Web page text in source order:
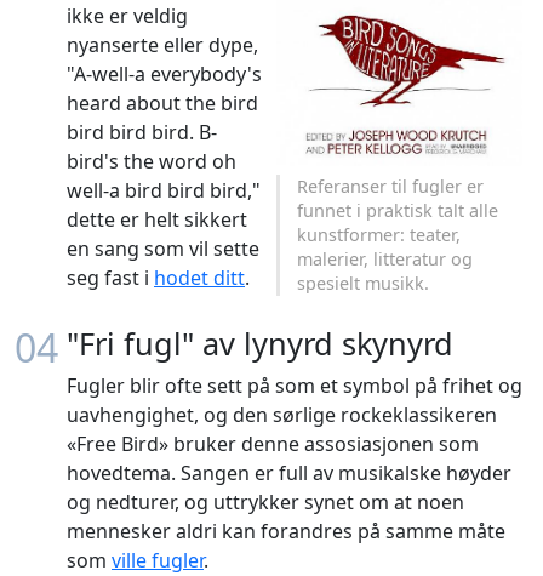
Referanser til fugler er
funnet i praktisk talt alle
kunstformer: teater,
malerier, litteratur og
spesielt musikk.
ikke er veldig
nyanserte eller dype,
"A-well-a everybody's
heard about the bird
bird bird bird. B-
bird's the word oh
well-a bird bird bird,"
dette er helt sikkert
en sang som vil sette
seg fast i hodet ditt.
04 "Fri fugl" av lynyrd skynyrd
Fugler blir ofte sett på som et symbol på frihet og
uavhengighet, og den sørlige rockeklassikeren
«Free Bird» bruker denne assosiasjonen som
hovedtema. Sangen er full av musikalske høyder
og nedturer, og uttrykker synet om at noen
mennesker aldri kan forandres på samme måte
som ville fugler.